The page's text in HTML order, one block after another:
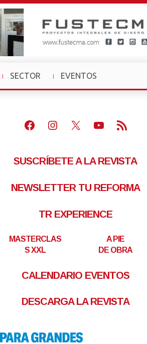
SECTOR
»
EVENTOS
»
Facebook
Instagram
X Youtube
Feed RSS
SUSCRÍBETE A LA REVISTA
NEWSLETTER TU REFORMA
TR EXPERIENCE
MASTERCLAS
S XXL
A PIE
DE OBRA
CALENDARIO EVENTOS
DESCARGA LA REVISTA